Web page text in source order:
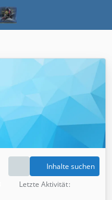
Inhalte suchen
Letzte Aktivität